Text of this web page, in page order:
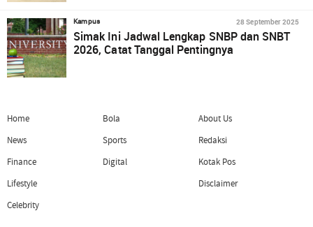
Kampus 28 September 2025
Simak Ini Jadwal Lengkap SNBP dan SNBT
2026, Catat Tanggal Pentingnya
Home
News
Finance
Lifestyle
Celebrity
Bola
Sports
Digital
About Us
Redaksi
Kotak Pos
Disclaimer